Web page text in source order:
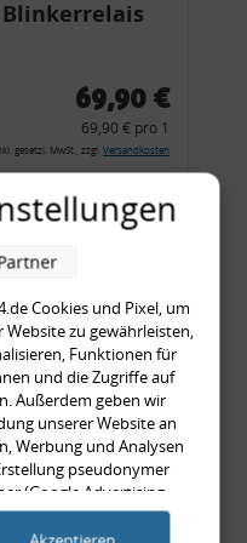
Blinkerrelais
69,90 €
69,90 € pro 1
gesetzl. MwSt., zzgl. Versandkosten
mit
US-Ecken,
Typ 89,
+
999,99 €
999,99 € pro 1
Cookies und Pixel, um
zu gewährleisten,
Funktionen für
und die Zugriffe auf
Außerdem geben wir
unserer Website an
Werbung und Analysen
pseudonymer
(Google Advertising
möglicherweise mit
ihnen bereitgestellt haben